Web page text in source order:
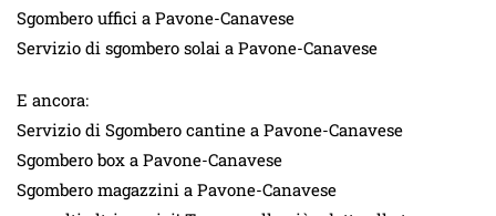
Sgombero uffici a Pavone-Canavese
Servizio di sgombero solai a Pavone-Canavese
E ancora:
Servizio di Sgombero cantine a Pavone-Canavese
Sgombero box a Pavone-Canavese
Sgombero magazzini a Pavone-Canavese